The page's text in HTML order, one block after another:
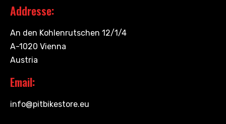
Addresse:
An den Kohlenrutschen 12/1/4
A-1020 Vienna
Austria
Email:
info@pitbikestore.eu